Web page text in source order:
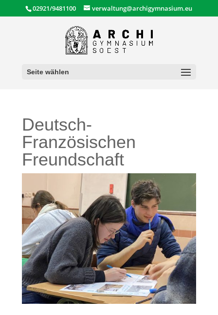
02921/9481100 verwaltung@archigymnasium.eu
Seite wählen
Deutsch-
Französischen
Freundschaft